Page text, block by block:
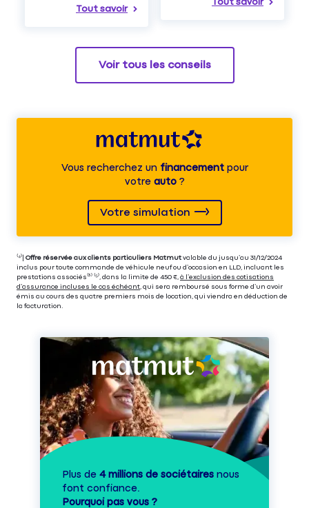
Tout savoir
Tout savoir
Voir tous les conseils
Vous recherchez unfinancementpour
votre auto?
Votre simulation
⁽⁴⁾| Offre réservée aux clients particuliers Matmut valable du jusqu’au 31/12/2024
inclus pour toute commande de véhicule neuf ou d’occasion en LLD, incluant les
prestations associés⁽³⁾ ⁽⁵⁾, dans la limite de 450 €, à l’exclusion des cotisations
d’assurance incluses le cas échéant , qui sera remboursé sous forme d’un avoir
émis au cours des quatre premiers mois de location, qui viendra en déduction de
la facturation.
Plus de 4 millions de sociétaires nous
font confiance.
Pourquoi pas vous ?